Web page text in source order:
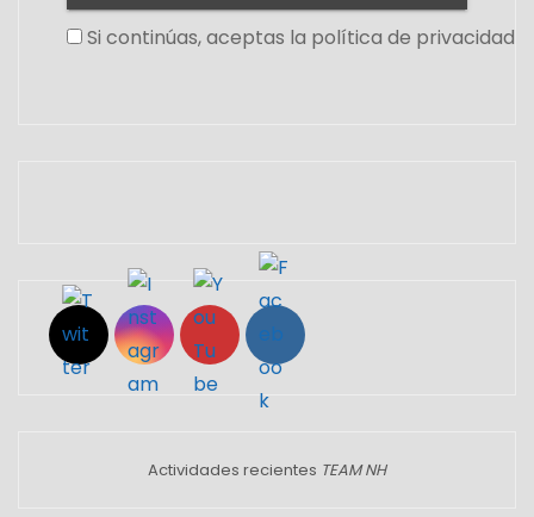
Si continúas, aceptas la política de privacidad
Actividades recientes TEAM NH